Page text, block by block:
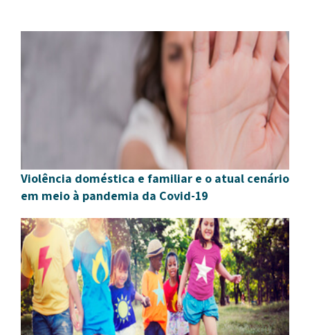
Violência doméstica e familiar e o atual cenário
em meio à pandemia da Covid-19